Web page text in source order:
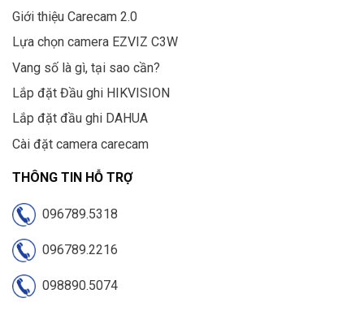
Giới thiệu Carecam 2.0
Lựa chọn camera EZVIZ C3W
Vang số là gì, tại sao cần?
Lắp đặt Đầu ghi HIKVISION
Lắp đặt đầu ghi DAHUA
Cài đặt camera carecam
THÔNG TIN HỖ TRỢ
096789.5318
096789.2216
098890.5074